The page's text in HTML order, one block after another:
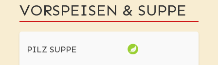
VORSPEISEN & SUPPE
PILZ SUPPE